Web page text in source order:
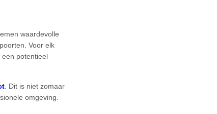
waardevolle
Voor elk
potentieel
. Dit is niet zomaar
omgeving.